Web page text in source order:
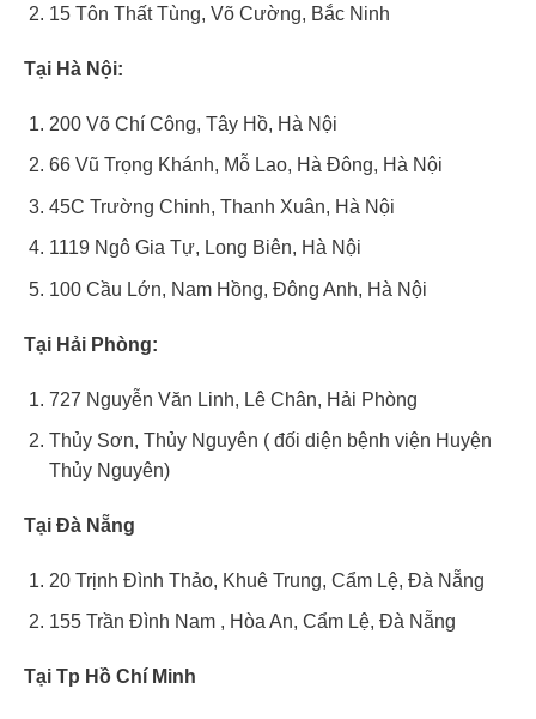
15 Tôn Thất Tùng, Võ Cường, Bắc Ninh
Tại Hà Nội:
200 Võ Chí Công, Tây Hồ, Hà Nội
66 Vũ Trọng Khánh, Mỗ Lao, Hà Đông, Hà Nội
45C Trường Chinh, Thanh Xuân, Hà Nội
1119 Ngô Gia Tự, Long Biên, Hà Nội
100 Cầu Lớn, Nam Hồng, Đông Anh, Hà Nội
Tại Hải Phòng:
727 Nguyễn Văn Linh, Lê Chân, Hải Phòng
Thủy Sơn, Thủy Nguyên ( đối diện bệnh viện Huyện
Thủy Nguyên)
Tại Đà Nẵng
20 Trịnh Đình Thảo, Khuê Trung, Cẩm Lệ, Đà Nẵng
155 Trần Đình Nam , Hòa An, Cẩm Lệ, Đà Nẵng
Tại Tp Hồ Chí Minh